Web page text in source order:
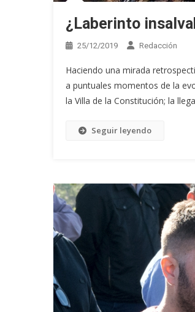
¿Laberinto
25/12/2019 Redacción
Haciendo una mirada
a puntuales momentos de la
la Villa de la Constitución; la
Seguir leyendo